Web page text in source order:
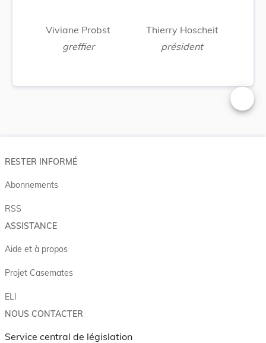
Viviane Probst
greffier
Thierry Hoscheit
président
RESTER INFORMÉ
Abonnements
RSS
ASSISTANCE
Aide et à propos
Projet Casemates
ELI
NOUS CONTACTER
Service central de législation